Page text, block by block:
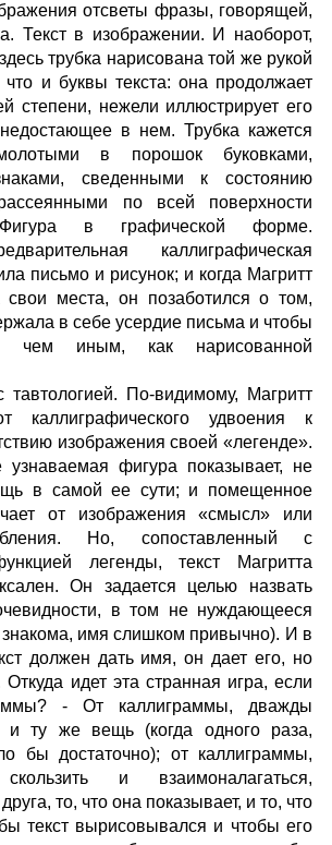
отсветы фразы, говорящей,
Текст в изображении. И наоборот,
трубка нарисована той же рукой
и буквы текста: она продолжает
степени, нежели иллюстрирует его
в нем. Трубка кажется
в порошок буковками,
сведенными к состоянию
по всей поверхности
Фигура в графической форме.
каллиграфическая
письмо и рисунок; и когда Магритт
места, он позаботился о том,
в себе усердие письма и чтобы
иным, как нарисованной
По-видимому, Магритт
каллиграфического удвоения к
изображения своей «легенде».
фигура показывает, не
в самой ее сути; и помещенное
от изображения «смысл» или
Но, сопоставленный с
легенды, текст Магритта
Он задается целью назвать
в том не нуждающееся
имя слишком привычно). И в
должен дать имя, он дает его, но
идет эта странная игра, если
- От каллиграммы, дважды
и ту же вещь (когда одного раза,
бы достаточно); от каллиграммы,
и взаимоналагаться,
то, что она показывает, и то, что
текст вырисовывался и чтобы его